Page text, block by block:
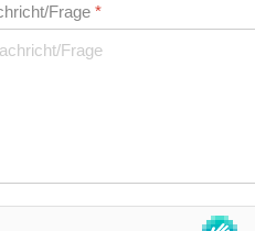
Frage *